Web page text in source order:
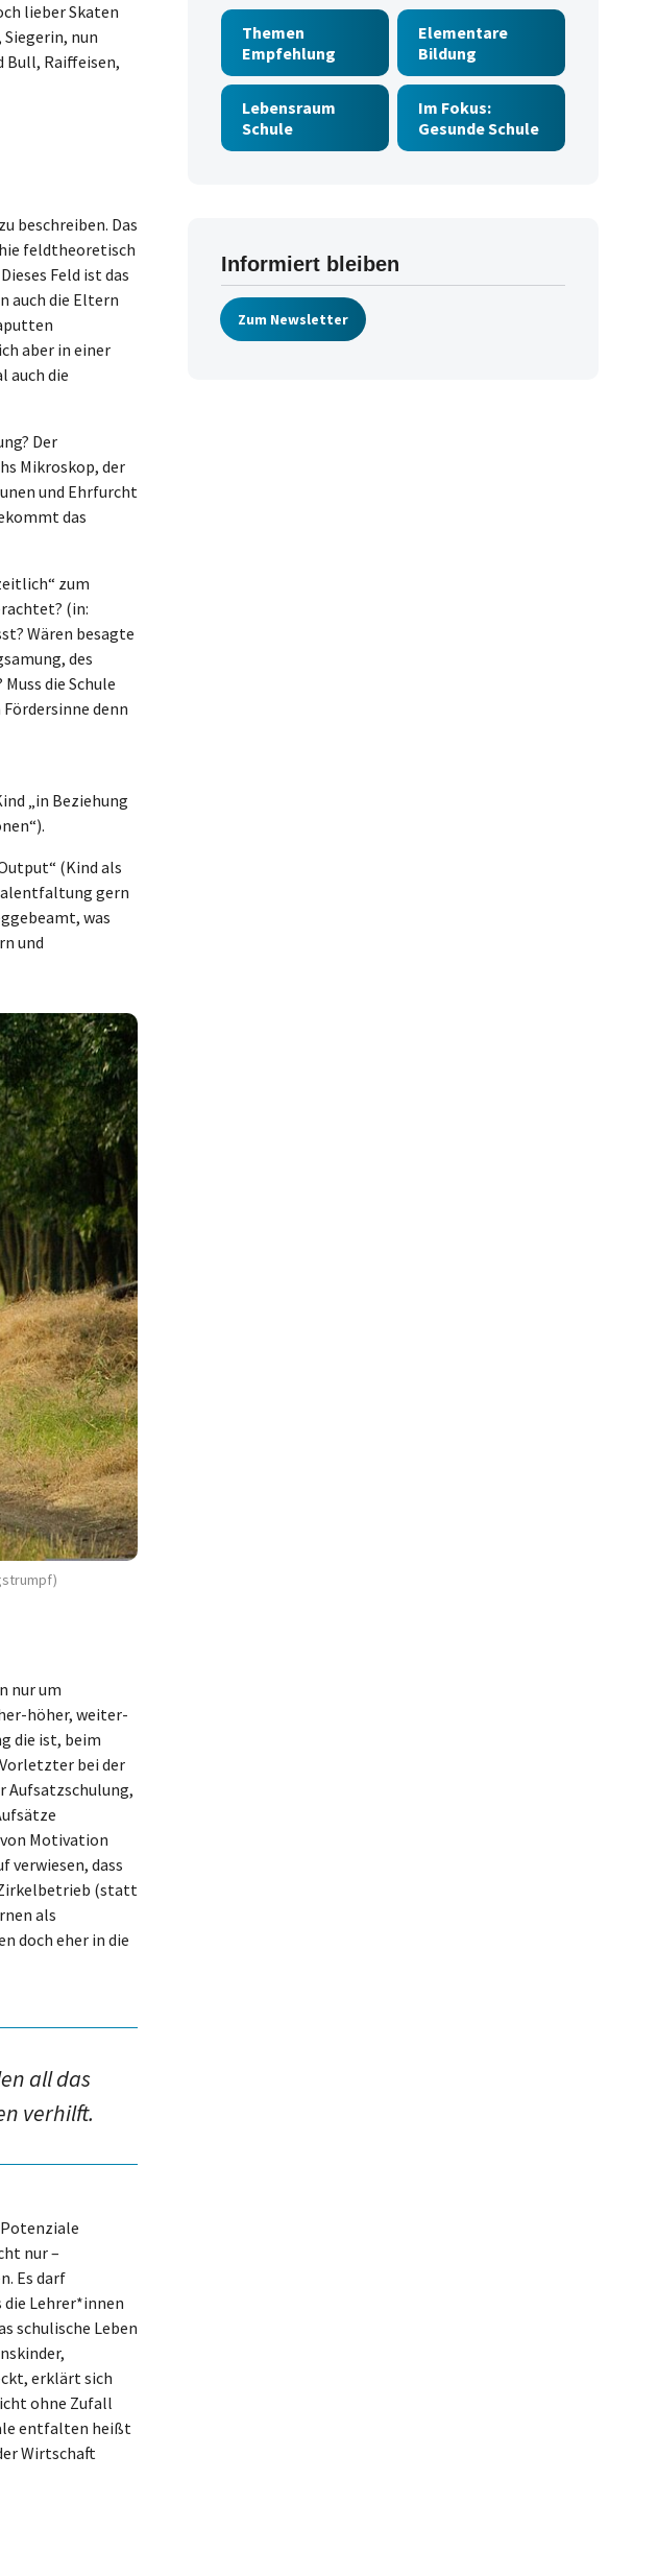
lieber Skaten
nun
Bull, Raiffeisen,
beschreiben. Das
feldtheoretisch
Feld ist das
auch die Eltern
aber in einer
auch die
Der
Mikroskop, der
und Ehrfurcht
das
zum
(in:
Wären besagte
des
die Schule
denn
„in Beziehung
(Kind als
gern
was
und
nur um
höher, weiter-
die ist, beim
bei der
Aufsatzschulung,
Motivation
verwiesen, dass
Zirkelbetrieb (statt
als
doch eher in die
all das
verhilft.
nur –
Es darf
Lehrer*innen
schulische Leben
erklärt sich
ohne Zufall
entfalten heißt
Wirtschaft
Themen
Empfehlung
Elementare
Bildung
Lebensraum
Schule
Im Fokus:
Gesunde Schule
Informiert bleiben
Zum Newsletter